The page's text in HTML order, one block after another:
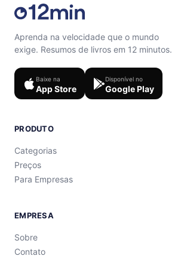
Aprenda na velocidade que o mundo
exige. Resumos de livros em 12 minutos.
Baixe na
App Store
Disponível no
Google Play
PRODUTO
Categorias
Preços
Para Empresas
EMPRESA
Sobre
Contato